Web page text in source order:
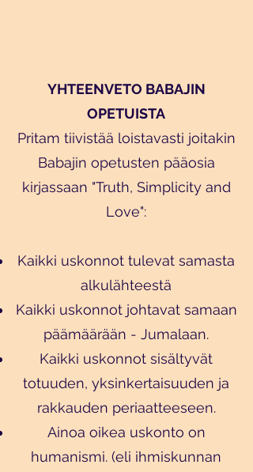
YHTEENVETO BABAJIN
OPETUISTA
Pritam tiivistää loistavasti joitakin
Babajin opetusten pääosia
kirjassaan "Truth, Simplicity and
Love":
Kaikki uskonnot tulevat samasta
alkulähteestä
Kaikki uskonnot johtavat samaan
päämäärään - Jumalaan.
Kaikki uskonnot sisältyvät
totuuden, yksinkertaisuuden ja
rakkauden periaatteeseen.
Ainoa oikea uskonto on
humanismi. (eli ihmiskunnan